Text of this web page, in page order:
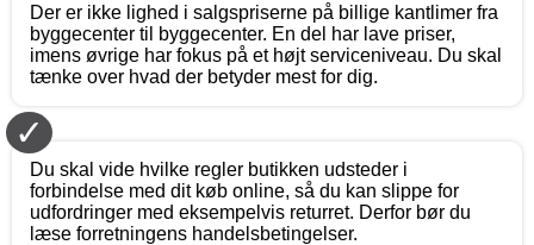
Der er ikke lighed i salgspriserne på billige kantlimer fra
byggecenter til byggecenter. En del har lave priser,
imens øvrige har fokus på et højt serviceniveau. Du skal
tænke over hvad der betyder mest for dig.
✓
Du skal vide hvilke regler butikken udsteder i
forbindelse med dit køb online, så du kan slippe for
udfordringer med eksempelvis returret. Derfor bør du
læse forretningens handelsbetingelser.